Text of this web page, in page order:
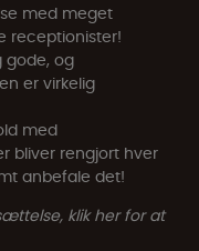
med meget
receptionister!
gode, og
er virkelig
med
bliver rengjort hver
anbefale det!
klik her for at